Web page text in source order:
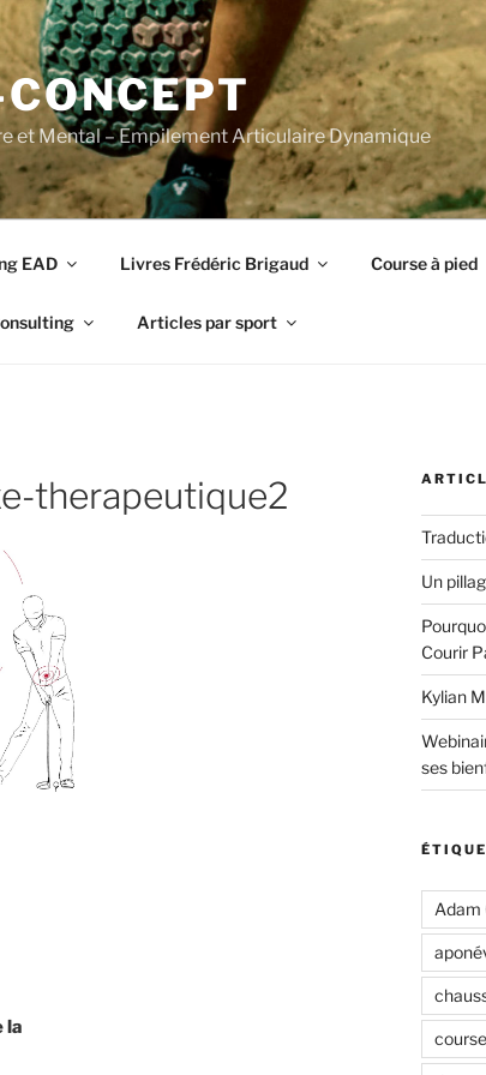
et Mental – Empilement Articulaire Dynamique
EAD Livres Frédéric Brigaud Course à pied
Articles par sport
therapeutique2
la
Un
Courir
Kylian
ses
Adam